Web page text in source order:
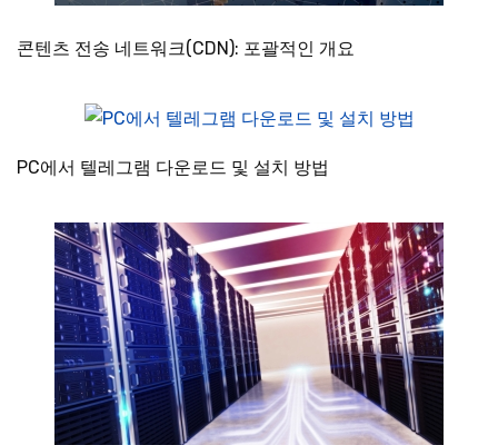
콘텐츠 전송 네트워크(CDN): 포괄적인 개요
PC에서 텔레그램 다운로드 및 설치 방법